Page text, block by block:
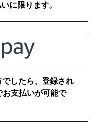
に限ります。
したら、登録され
お支払いが可能で